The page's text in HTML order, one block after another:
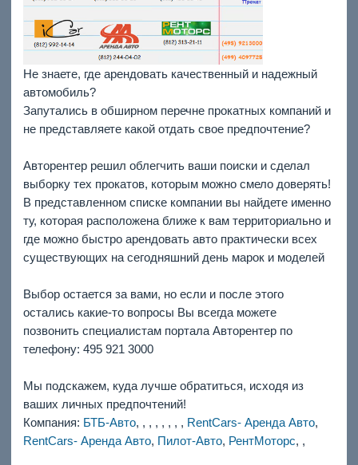
Не знаете, где арендовать качественный и надежный
автомобиль?
Запутались в обширном перечне прокатных компаний и
не представляете какой отдать свое предпочтение?
Авторентер решил облегчить ваши поиски и сделал
выборку тех прокатов, которым можно смело доверять!
В представленном списке компании вы найдете именно
ту, которая расположена ближе к вам территориально и
где можно быстро арендовать авто практически всех
существующих на сегодняшний день марок и моделей
Выбор остается за вами, но если и после этого
остались какие-то вопросы Вы всегда можете
позвонить специалистам портала Авторентер по
телефону: 495 921 3000
Мы подскажем, куда лучше обратиться, исходя из
ваших личных предпочтений!
Компания: БТБ-Авто, , , , , , , , RentCars- Аренда Авто,
RentCars- Аренда Авто, Пилот-Авто, РентМоторс, ,